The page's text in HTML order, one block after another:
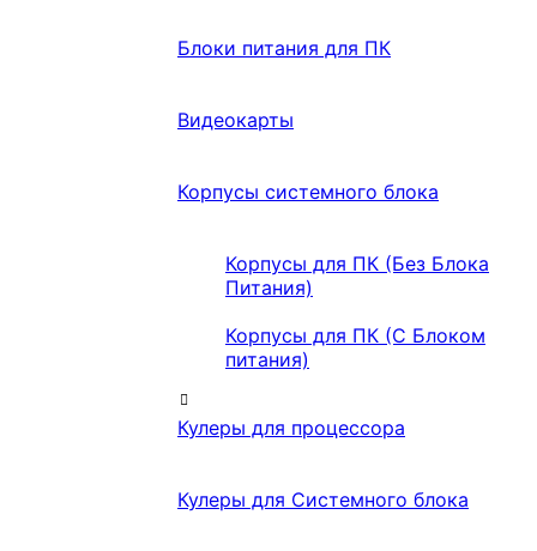
Блоки питания для ПК
Видеокарты
Корпусы системного блока
Корпусы для ПК (Без Блока
Питания)
Корпусы для ПК (С Блоком
питания)
Кулеры для процессора
Кулеры для Системного блока